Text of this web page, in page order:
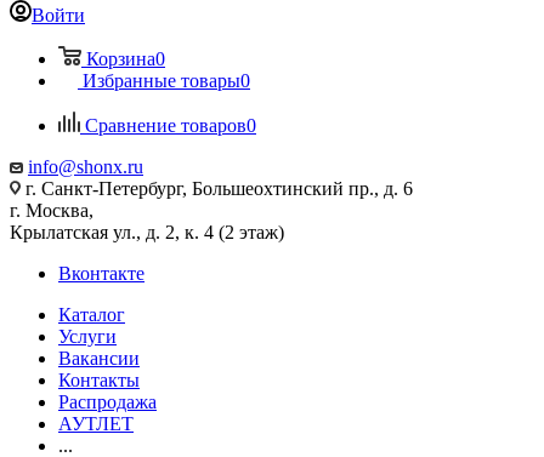
Войти
Корзина0
Избранные товары0
Сравнение товаров0
info@shonx.ru
г. Санкт-Петербург, Большеохтинский пр., д. 6
г. Москва,
Крылатская ул., д. 2, к. 4 (2 этаж)
Вконтакте
Каталог
Услуги
Вакансии
Контакты
Распродажа
АУТЛЕТ
...